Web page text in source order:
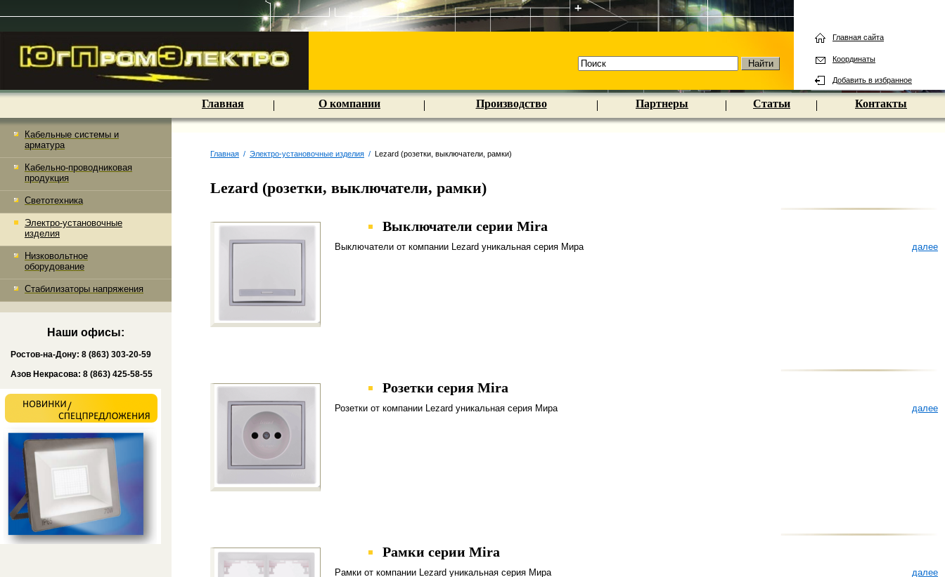
Главная сайта
Координаты
Добавить в избранное
Кабельные системы и
арматура
Кабельно-проводниковая
продукция
Светотехника
Электро-установочные
изделия
Низковольтное
оборудование
Стабилизаторы напряжения
Наши офисы:
Ростов-на-Дону: 8 (863) 303-20-59
Азов Некрасова: 8 (863) 425-58-55
Главная О компании Производство Партнеры Статьи Контакты
Главная / Электро-установочные изделия / Lezard (розетки, выключатели, рамки)
Lezard (розетки, выключатели, рамки)
Выключатели серии Mira
Выключатели от компании Lezard уникальная серия Мира далее
Розетки серия Mira
Розетки от компании Lezard уникальная серия Мира далее
Рамки серии Mira
Рамки от компании Lezard уникальная серия Мира далее